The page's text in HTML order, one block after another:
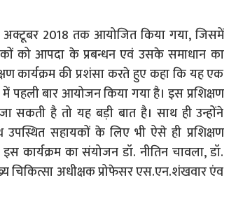
अक्टूबर 2018 तक आयोजित किया गया, जिसमें
को आपदा के प्रबन्धन एवं उसके समाधान का
कार्यक्रम की प्रशंसा करते हुए कहा कि यह एक
पहली बार आयोजन किया गया है। इस प्रशिक्षण
सकती है तो यह बड़ी बात है। साथ ही उन्होंने
सहायकों के लिए भी ऐसे ही प्रशिक्षण
कार्यक्रम का संयोजन डॉ. नीतिन चावला, डॉ.
चिकित्सा अधीक्षक प्रोफेसर एस.एन.शंखवार एंव